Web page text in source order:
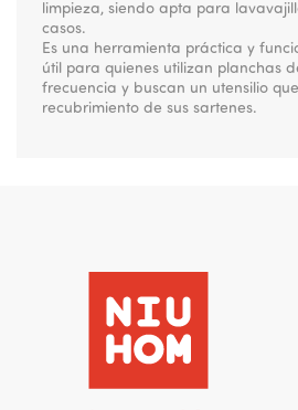
limpieza, siendo apta para
casos.
Es una herramienta práctica y
útil para quienes utilizan planchas
frecuencia y buscan un utensilio
recubrimiento de sus sartenes.